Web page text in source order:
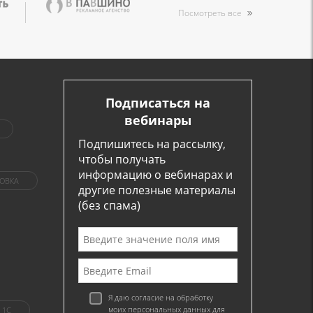
Посмотреть все
1C
Подписаться на
вебинары
Подпишитесь на рассылку,
чтобы получать
информацию о вебинарах и
другие полезные материалы
(без спама)
Я даю согласие на обработку
моих персональных данных для